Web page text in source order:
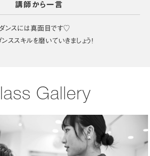
講師から一言
ンスには真面目です♡
ススキルを磨いていきましょう!
Gallery